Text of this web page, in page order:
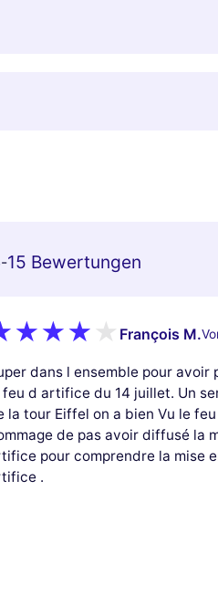
-15 Bewertungen
François M.
dans l ensemble pour
feu d artifice du 14 juillet. Un
la tour Eiffel on a bien Vu le
de pas avoir diffusé la
pour comprendre la mise
.